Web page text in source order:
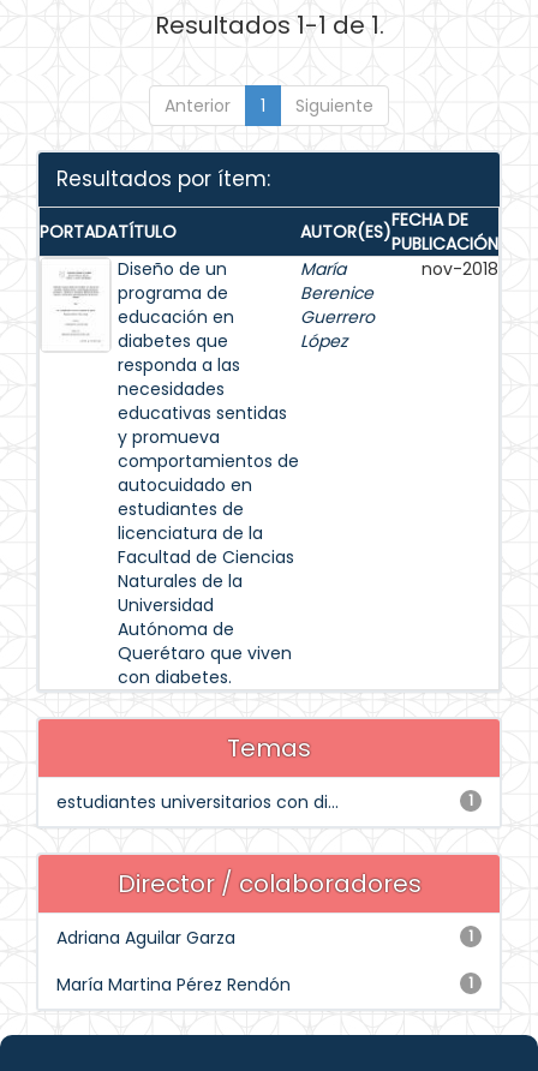
Resultados 1-1 de 1.
Anterior 1 Siguiente
Resultados por ítem:
PORTADATÍTULO AUTOR(ES)FECHA DE
PUBLICACIÓN
Diseño de un
programa de
educación en
diabetes que
responda a las
necesidades
educativas sentidas
y promueva
comportamientos de
autocuidado en
estudiantes de
licenciatura de la
Facultad de Ciencias
Naturales de la
Universidad
Autónoma de
Querétaro que viven
con diabetes.
María
Berenice
Guerrero
López
nov-2018
Temas
1
estudiantes universitarios con di...
Director / colaboradores
1
Adriana Aguilar Garza
1
María Martina Pérez Rendón